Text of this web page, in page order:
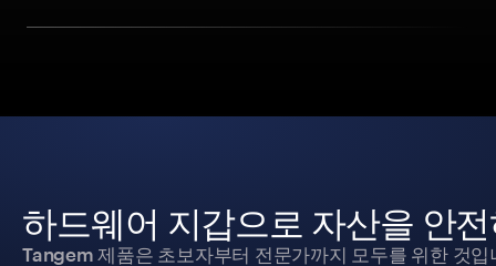
하드웨어 지갑으로 자산을 안
Tangem 제품은 초보자부터 전문가까지 모두를 위한 것